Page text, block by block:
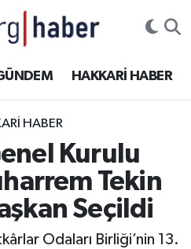
HAKKARİ HABER
HABER
Kurulu
Tekin
Seçildi
Odaları Birliği’nin 13.
Haritası
ve Fikstür